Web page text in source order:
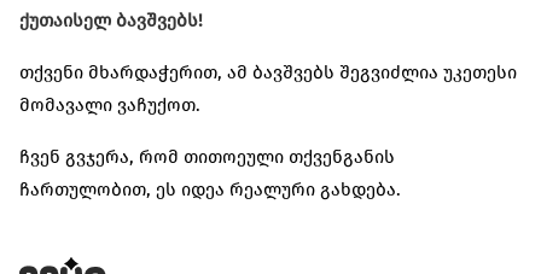
ქუთაისელ ბავშვებს!
თქვენი მხარდაჭერით, ამ ბავშვებს შეგვიძლია უკეთესი
მომავალი ვაჩუქოთ.
ჩვენ გვჯერა, რომ თითოეული თქვენგანის
ჩართულობით, ეს იდეა რეალური გახდება.